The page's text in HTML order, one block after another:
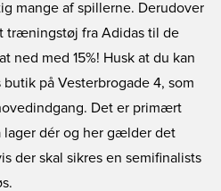
mange af spillerne. Derudover
træningstøj fra Adidas til de
ned med 15%! Husk at du kan
på Vesterbrogade 4, som
Det er primært
lager dér og her gælder det
der skal sikres en semifinalists